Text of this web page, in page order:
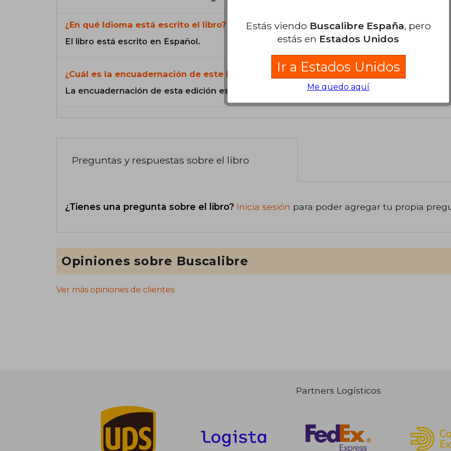
¿En qué Idioma está escrito el libro?
El libro está escrito en Español.
¿Cuál es la encuadernación de este libro?
La encuadernación de esta edición es Tapa Blanda.
Preguntas y respuestas sobre el libro
¿Tienes una pregunta sobre el libro? Inicia sesión para poder agregar tu propia
Opiniones sobre Buscalibre
Ver más opiniones de clientes
Partners Logísticos
Estás viendo Buscalibre España, pero
estás en Estados Unidos
Ir a Estados Unidos
Me quedo aquí